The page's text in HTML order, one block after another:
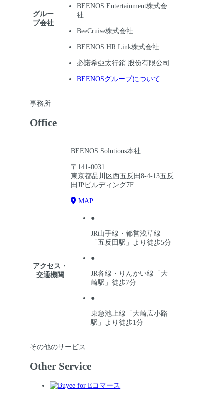
グルー
プ会社
BEENOS Entertainment株式会
社
BeeCruise株式会社
BEENOS HR Link株式会社
必諾希亞太行銷 股份有限公司
BEENOSグループについて
事務所
Office
BEENOS Solutions本社
〒141-0031
東京都品川区西五反田8-4-13五反
田JPビルディング7F
MAP
アクセス・
交通機関
●
JR山手線・都営浅草線
「五反田駅」より徒歩5分
●
JR各線・りんかい線「大
崎駅」徒歩7分
●
東急池上線「大崎広小路
駅」より徒歩1分
その他のサービス
Other Service